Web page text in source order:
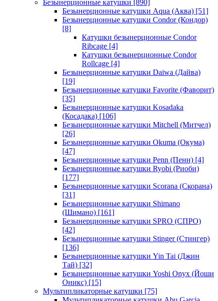
Безынерционные катушки [890]
Безынерционные катушки Aqua (Аква) [51]
Безынерционные катушки Condor (Кондор)
[8]
Катушки безынерционные Condor
Ribcage [4]
Катушки безынерционные Condor
Rollcage [4]
Безынерционные катушки Daiwa (Дайва)
[19]
Безынерционные катушки Favorite (Фаворит)
[35]
Безынерционные катушки Kosadaka
(Косадака) [106]
Безынерционные катушки Mitchell (Митчел)
[26]
Безынерционные катушки Okuma (Окума)
[47]
Безынерционные катушки Penn (Пенн) [4]
Безынерционные катушки Ryobi (Риоби)
[177]
Безынерционные катушки Scorana (Скорана)
[31]
Безынерционные катушки Shimano
(Шимано) [161]
Безынерционные катушки SPRO (СПРО)
[42]
Безынерционные катушки Stinger (Стингер)
[136]
Безынерционные катушки Yin Tai (Джин
Тай) [32]
Безынерционные катушки Yoshi Onyx (Йоши
Оникс) [15]
Мультипликаторные катушки [75]